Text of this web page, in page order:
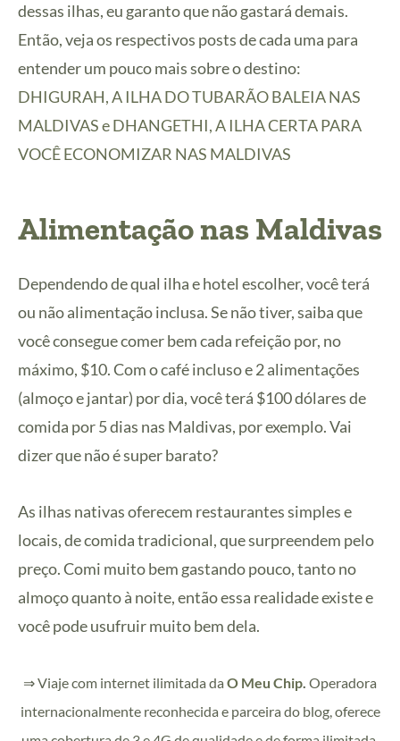
dessas ilhas, eu garanto que não gastará demais.
Então, veja os respectivos posts de cada uma para
entender um pouco mais sobre o destino:
DHIGURAH, A ILHA DO TUBARÃO BALEIA NAS
MALDIVASeDHANGETHI, A ILHA CERTA PARA
VOCÊ ECONOMIZAR NAS MALDIVAS
Alimentação nas Maldivas
Dependendo de qual ilha e hotel escolher, você terá
ou não alimentação inclusa. Se não tiver, saiba que
você consegue comer bem cada refeição por, no
máximo, $10. Com o café incluso e 2 alimentações
(almoço e jantar) por dia, você terá $100 dólares de
comida por 5 dias nas Maldivas, por exemplo. Vai
dizer que não é super barato?
As ilhas nativas oferecem restaurantes simples e
locais, de comida tradicional, que surpreendem pelo
preço. Comi muito bem gastando pouco, tanto no
almoço quanto à noite, então essa realidade existe e
você pode usufruir muito bem dela.
⇒ Viaje com internet ilimitada da O Meu Chip. Operadora
internacionalmente reconhecida e parceira do blog, oferece